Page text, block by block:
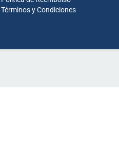
Términos y Condiciones